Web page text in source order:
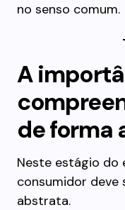
no senso comum.
A
de forma
Neste estágio do
consumidor deve
abstrata.